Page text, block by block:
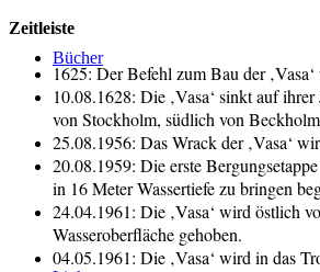
Bücher
Zeitleiste
1625: Der Befehl zum Bau der
10.08.1628: Die ‚Vasa‘ sinkt auf
von Stockholm, südlich von
25.08.1956: Das Wrack der ‚Vasa‘
20.08.1959: Die erste
in 16 Meter Wassertiefe zu bringen
24.04.1961: Die ‚Vasa‘ wird östlich
Wasseroberfläche gehoben.
04.05.1961: Die ‚Vasa‘ wird in das